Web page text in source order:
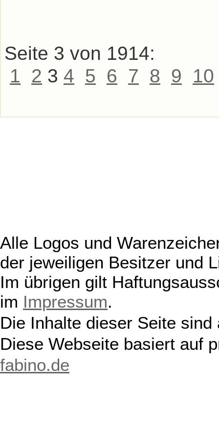
Seite 3 von 1914:
1
2 3 4 5 6 7 8 9 10
Alle Logos und
der jeweiligen Besitzer und
Im übrigen gilt
im Impressum.
Die Inhalte dieser Seite
Diese Webseite basiert auf
fabino.de